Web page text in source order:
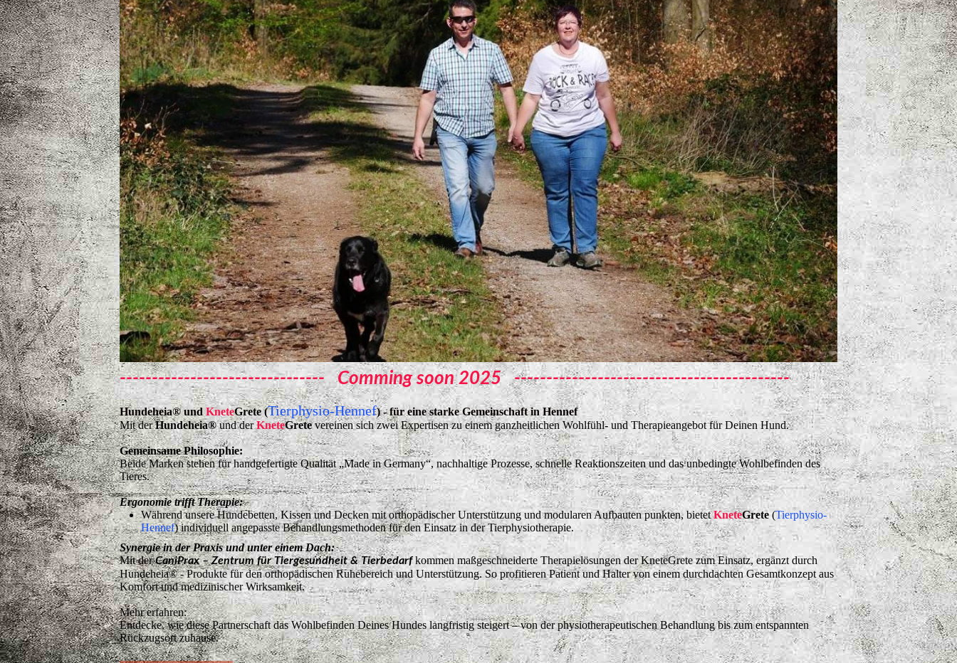
-------------------------------- Comming soon 2025 -------------------------------------------
Hundeheia®undKneteGrete(Tierphysio-Hennef) - für eine starke Gemeinschaft in Hennef
Mit derHundeheia®und derKneteGretevereinen sich zwei Expertisen zu einem ganzheitlichen Wohlfühl- und Therapieangebot für Deinen Hund.
Gemeinsame Philosophie:
Beide Marken stehen für handgefertigte Qualität „Made in Germany“, nachhaltige Prozesse, schnelle Reaktionszeiten und das unbedingte Wohlbefinden des
Tieres.
Ergonomie trifft Therapie:
Während unsere Hundebetten, Kissen und Decken mit orthopädischer Unterstützung und modularen Aufbauten punkten, bietetKneteGrete (Tierphysio-
Hennef) individuell angepasste Behandlungsmethoden für den Einsatz in der Tierphysiotherapie.
Synergie in der Praxis und unter einem Dach:
Mit derCaniPrax – Zentrum für Tiergesundheit & Tierbedarfkommen maßgeschneiderte Therapielösungen der KneteGrete zum Einsatz, ergänzt durch
Hundeheia® - Produkte für den orthopädischen Ruhebereich und Unterstützung. So profitieren Patient und Halter von einem durchdachten Gesamtkonzept aus
Komfort und medizinischer Wirksamkeit.
Mehr erfahren:
Entdecke, wie diese Partnerschaft das Wohlbefinden Deines Hundes langfristig steigert – von der physiotherapeutischen Behandlung bis zum entspannten
Rückzugsort zuhause.